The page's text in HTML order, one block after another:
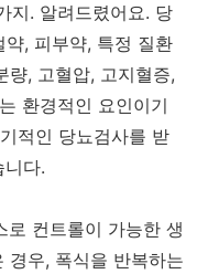
지. 알려드렸어요. 당
, 피부약, 특정 질환
량, 고혈압, 고지혈증,
환경적인 요인이기
적인 당뇨검사를 받
다.
컨트롤이 가능한 생
경우, 폭식을 반복하는